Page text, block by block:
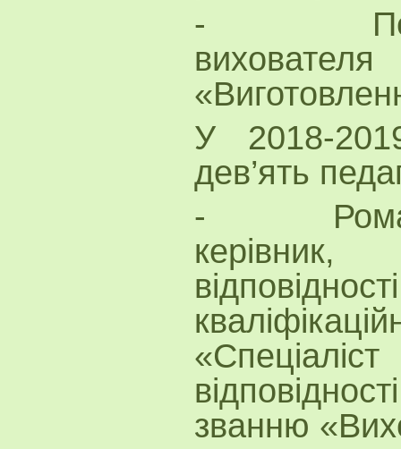
-
У 2018-
дев’ять
-
званню